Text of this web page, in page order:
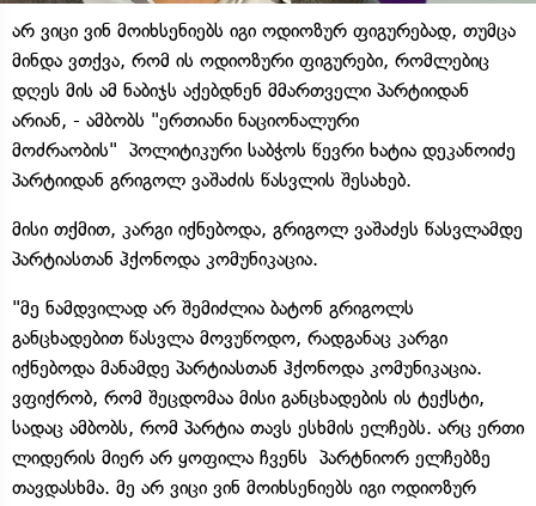
არ ვიცი ვინ მოიხსენიებს იგი ოდიოზურ ფიგურებად, თუმცა
მინდა ვთქვა, რომ ის ოდიოზური ფიგურები, რომლებიც
დღეს მის ამ ნაბიჯს აქებდნენ მმართველი პარტიიდან
არიან, - ამბობს "ერთიანი ნაციონალური
მოძრაობის" პოლიტიკური საბჭოს წევრი ხატია დეკანოიძე
პარტიიდან გრიგოლ ვაშაძის წასვლის შესახებ.
მისი თქმით, კარგი იქნებოდა, გრიგოლ ვაშაძეს წასვლამდე
პარტიასთან ჰქონოდა კომუნიკაცია.
"მე ნამდვილად არ შემიძლია ბატონ გრიგოლს
განცხადებით წასვლა მოვუწოდო, რადგანაც კარგი
იქნებოდა მანამდე პარტიასთან ჰქონოდა კომუნიკაცია.
ვფიქრობ, რომ შეცდომაა მისი განცხადების ის ტექსტი,
სადაც ამბობს, რომ პარტია თავს ესხმის ელჩებს. არც ერთი
ლიდერის მიერ არ ყოფილა ჩვენს პარტნიორ ელჩებზე
თავდასხმა. მე არ ვიცი ვინ მოიხსენიებს იგი ოდიოზურ